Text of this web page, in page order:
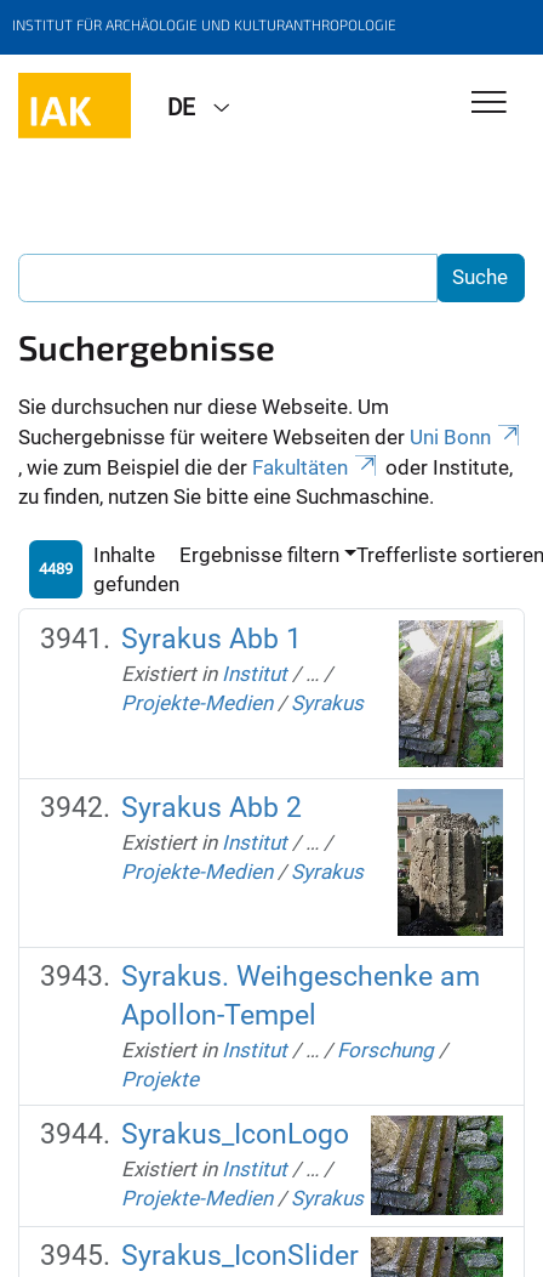
INSTITUT FÜR ARCHÄOLOGIE UND KULTURANTHROPOLOGIE
DE
Suchergebnisse
Sie durchsuchen nur diese Webseite. Um
Suchergebnisse für weitere Webseiten der Uni Bonn
, wie zum Beispiel die der Fakultäten
oder Institute,
zu finden, nutzen Sie bitte eine Suchmaschine.
4489
Inhalte
gefunden
Ergebnisse filtern Trefferliste
Syrakus Abb 1
Existiert in Institut /… /
Projekte-Medien /Syrakus
Syrakus Abb 2
Existiert in Institut /… /
Projekte-Medien /Syrakus
Syrakus. Weihgeschenke am
Apollon-Tempel
Existiert in Institut /… /Forschung /
Projekte
Syrakus_IconLogo
Existiert in Institut /… /
Projekte-Medien /Syrakus
Syrakus_IconSlider